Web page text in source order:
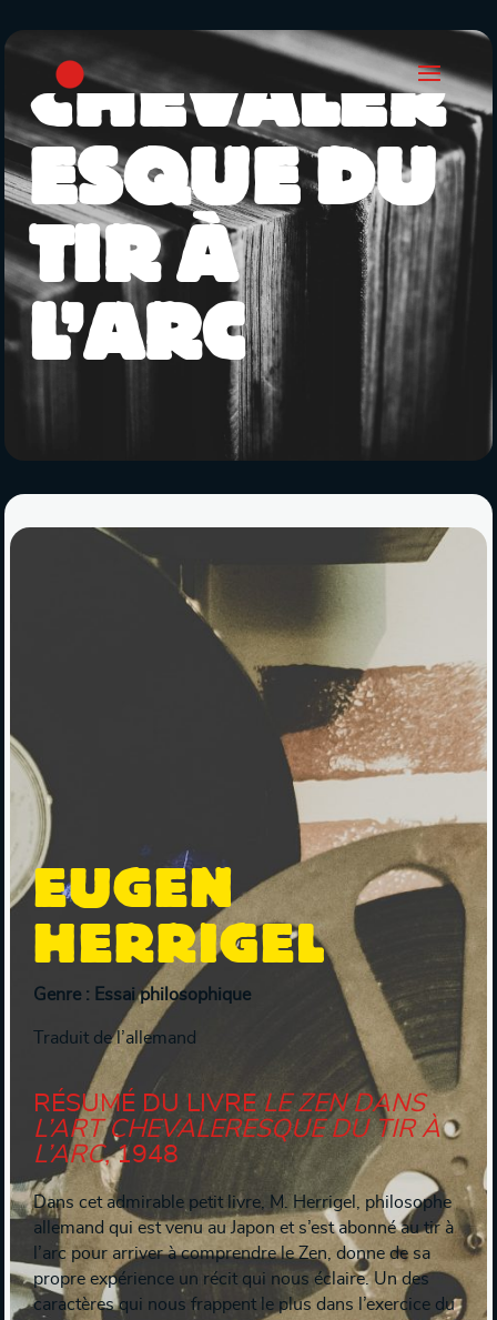
L’ART
CHEVALER
ESQUE DU
TIR À
L’ARC
EUGEN
HERRIGEL
Genre : Essai philosophique
Traduit de l’allemand
RÉSUMÉ DU LIVRE LE ZEN DANS
L’ART CHEVALERESQUE DU TIR À
L’ARC, 1948
Dans cet admirable petit livre, M. Herrigel, philosophe
allemand qui est venu au Japon et s’est abonné au tir à
l’arc pour arriver à comprendre le Zen, donne de sa
propre expérience un récit qui nous éclaire. Un des
caractères qui nous frappent le plus dans l’exercice du